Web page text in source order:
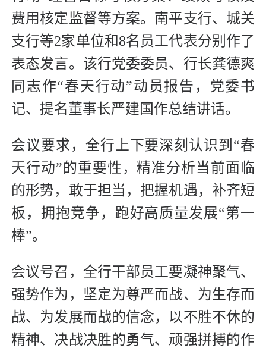
费用核定监督等方案。南平支行、城关
支行等2家单位和8名员工代表分别作了
表态发言。该行党委委员、行长龚德爽
同志作“春天行动”动员报告，党委书
记、提名董事长严建国作总结讲话。
会议要求，全行上下要深刻认识到“春
天行动”的重要性，精准分析当前面临
的形势，敢于担当，把握机遇，补齐短
板，拥抱竞争，跑好高质量发展“第一
棒”。
会议号召，全行干部员工要凝神聚气、
强势作为，坚定为尊严而战、为生存而
战、为发展而战的信念，以不胜不休的
精神、决战决胜的勇气、顽强拼搏的作